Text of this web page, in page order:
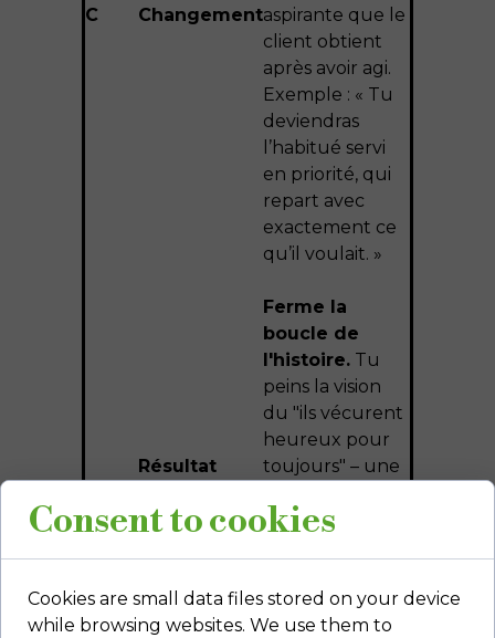
C Changementaspirante que le
client obtient
après avoir agi.
Exemple : « Tu
deviendras
l’habitué servi
en priorité, qui
repart avec
exactement ce
qu’il voulait. »
Résultat
Result)
Ferme la
boucle de
l'histoire. Tu
peins la vision
du "ils vécurent
heureux pour
toujours" – une
problème initial.
marché en 5
minutes, avec
Consent to cookies
Cookies are small data files stored on your device
while browsing websites. We use them to